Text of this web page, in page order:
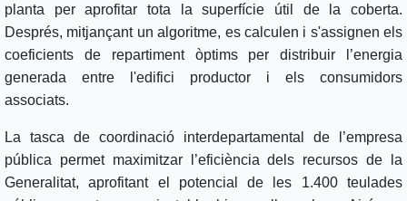
planta per aprofitar tota la superfície útil de la coberta.
Després, mitjançant un algoritme, es calculen i s'assignen els
coeficients de repartiment òptims per distribuir l’energia
generada entre l'edifici productor i els consumidors
associats.
La tasca de coordinació interdepartamental de l’empresa
pública permet maximitzar l’eficiència dels recursos de la
Generalitat, aprofitant el potencial de les 1.400 teulades